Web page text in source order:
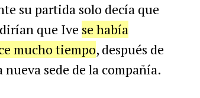
su partida solo decía que
que Ive se había
mucho tiempo, después de
sede de la compañía.